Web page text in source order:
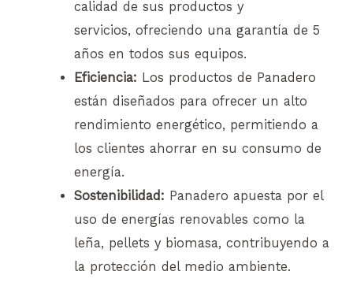
calidad de sus productos y
servicios, ofreciendo una garantía de 5
años en todos sus equipos.
Eficiencia: Los productos de Panadero
están diseñados para ofrecer un alto
rendimiento energético, permitiendo a
los clientes ahorrar en su consumo de
energía.
Sostenibilidad: Panadero apuesta por el
uso de energías renovables como la
leña, pellets y biomasa, contribuyendo a
la protección del medio ambiente.